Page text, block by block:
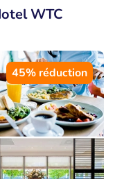
WTC
45% réduction